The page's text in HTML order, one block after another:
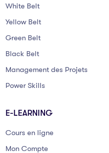
White Belt
Yellow Belt
Green Belt
Black Belt
Management des Projets
Power Skills
E-LEARNING
Cours en ligne
Mon Compte